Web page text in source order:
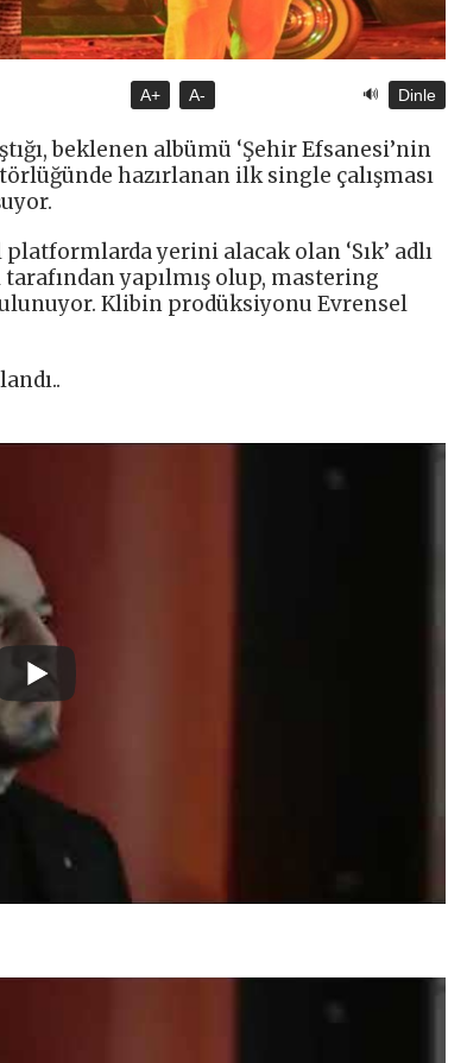
A+ A- 🔊 Dinle
beklenen albümü ‘Şehir Efsanesi’nin
hazırlanan ilk single çalışması
yerini alacak olan ‘Sık’ adlı
yapılmış olup, mastering
Klibin prodüksiyonu Evrensel